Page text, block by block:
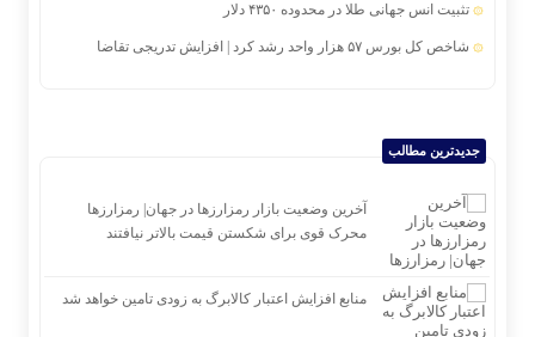
تثبیت انس جهانی طلا در محدوده ۴۳۵۰ دلار
شاخص کل بورس ۵۷ هزار واحد رشد کرد | افزایش تدریجی تقاضا
خلأ قرارداد در بازار طلا| بازار طلا در آزمون اعتماد
جدیدترین مطالب
آخرین وضعیت بازار رمزارزها در جهان| رمزارزها
محرک قوی برای شکستن قیمت بالاتر نیافتند
منابع افزایش اعتبار کالابرگ به زودی تامین خواهد شد